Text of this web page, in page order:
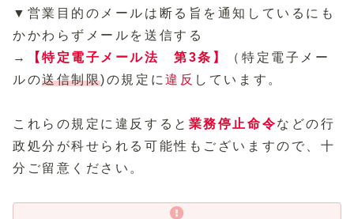
▼営業目的のメールは断る旨を通知しているにも
かかわらずメールを送信する
→
【特定電子メール法 第3条】
（特定電子メー
ルの送信制限)の規定に違反 しています。
これらの規定に違反すると 業務停止命令などの行
政処分が科せられる可能性もございますので、十
分ご留意ください。